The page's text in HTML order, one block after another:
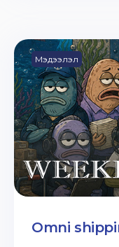
Мэдээлэл
Omni